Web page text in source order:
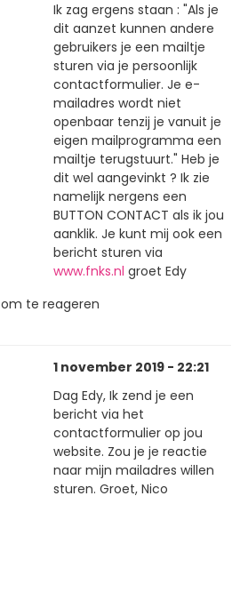
Ik zag ergens staan : "Als je
dit aanzet kunnen andere
gebruikers je een mailtje
sturen via je persoonlijk
contactformulier. Je e-
mailadres wordt niet
openbaar tenzij je vanuit je
eigen mailprogramma een
mailtje terugstuurt." Heb je
dit wel aangevinkt ? Ik zie
namelijk nergens een
BUTTON CONTACT als ik jou
aanklik. Je kunt mij ook een
bericht sturen via
www.fnks.nl groet Edy
om te reageren
1 november 2019 - 22:21
Dag Edy, Ik zend je een
bericht via het
contactformulier op jou
website. Zou je je reactie
naar mijn mailadres willen
sturen. Groet, Nico